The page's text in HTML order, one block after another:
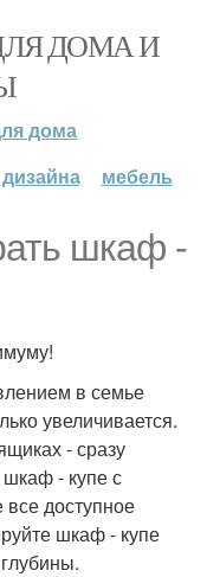
ДОМА И
дома
мебель
шкаф -
в семье
увеличивается.
- сразу
- купе с
доступное
шкаф - купе